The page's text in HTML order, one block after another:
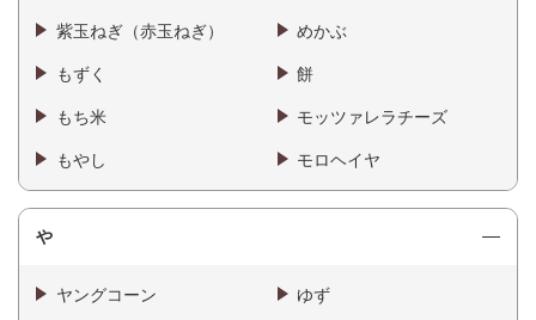
紫玉ねぎ（赤玉ねぎ） めかぶ
もずく 餅
もち米 モッツァレラチーズ
もやし モロヘイヤ
や
ヤングコーン ゆず